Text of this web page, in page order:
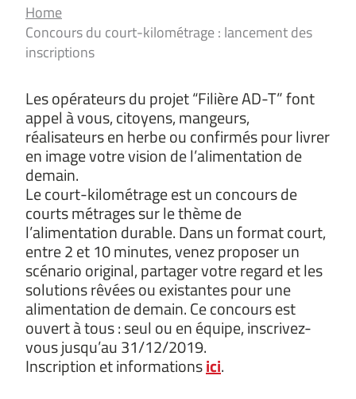
Home
Concours du court-kilométrage : lancement des
inscriptions
Les opérateurs du projet “Filière AD-T” font
appel à vous, citoyens, mangeurs,
réalisateurs en herbe ou confirmés pour livrer
en image votre vision de l’alimentation de
demain.
Le court-kilométrage est un concours de
courts métrages sur le thème de
l’alimentation durable. Dans un format court,
entre 2 et 10 minutes, venez proposer un
scénario original, partager votre regard et les
solutions rêvées ou existantes pour une
alimentation de demain. Ce concours est
ouvert à tous : seul ou en équipe, inscrivez-
vous jusqu’au 31/12/2019.
Inscription et informationsici.